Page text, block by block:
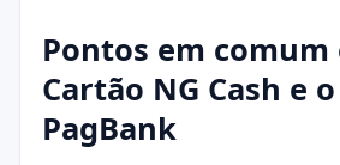
Pontos em
Cartão NG Cash e
PagBank